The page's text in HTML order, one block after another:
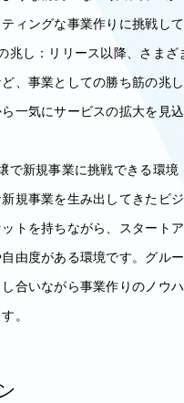
ィングな事業作りに挑戦して
兆し：リリース以降、さまざ
、事業としての勝ち筋の兆
一気にサービスの拡大を見
で新規事業に挑戦できる環境
規事業を生み出してきたビ
トを持ちながら、スタート
由度がある環境です。グル
合いながら事業作りのノウ
。